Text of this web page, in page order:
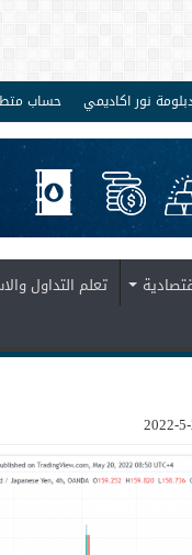
نور اكاديمي حساب
تعلم التداول